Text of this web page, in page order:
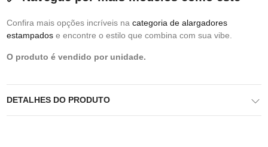
Confira mais opções incríveis na categoria de alargadores
estampados e encontre o estilo que combina com sua vibe.
O produto é vendido por unidade.
DETALHES DO PRODUTO